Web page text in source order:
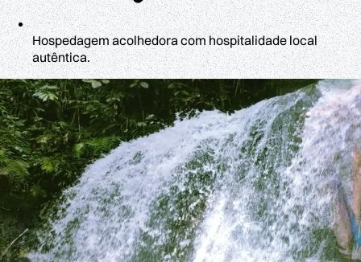
Hospedagem acolhedora com hospitalidade local
autêntica.